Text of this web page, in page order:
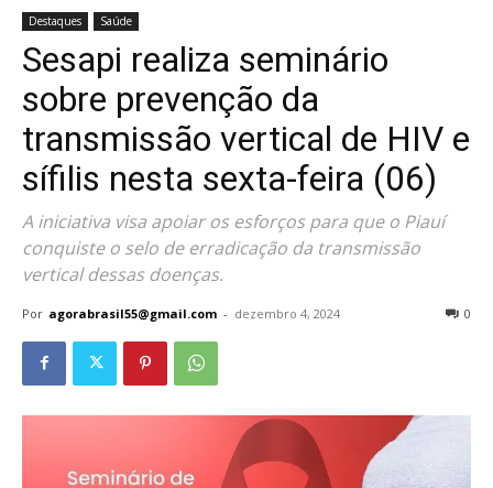
Destaques Saúde
Sesapi realiza seminário
sobre prevenção da
transmissão vertical de HIV e
sífilis nesta sexta-feira (06)
A iniciativa visa apoiar os esforços para que o Piauí
conquiste o selo de erradicação da transmissão
vertical dessas doenças.
Por agorabrasil55@gmail.com - dezembro 4, 2024 0